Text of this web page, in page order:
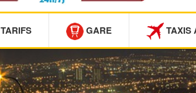
TARIFS GARE TAXIS